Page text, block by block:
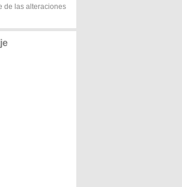
de las alteraciones